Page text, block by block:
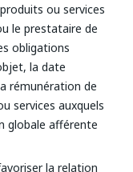
ou services
le prestataire de
obligations
la date
rémunération de
services auxquels
globale afférente
la relation